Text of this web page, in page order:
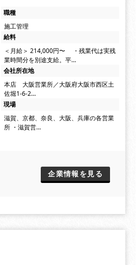
職種
施工管理
給料
＜月給＞ 214,000円〜 ・残業代は実残
業時間分を別途支給。平…
会社所在地
本店 大阪営業所／大阪府大阪市西区土
佐堀1-6-2…
現場
滋賀、京都、奈良、大阪、兵庫の各営業
所 ・滋賀営…
企業情報を見る